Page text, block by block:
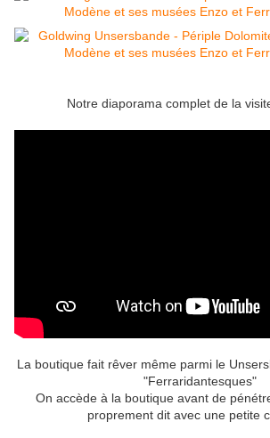
Notre diaporama complet de la
La boutique fait rêver même parmi le
"Ferraridantesques"
On accède à la boutique avant de
proprement dit avec une petite